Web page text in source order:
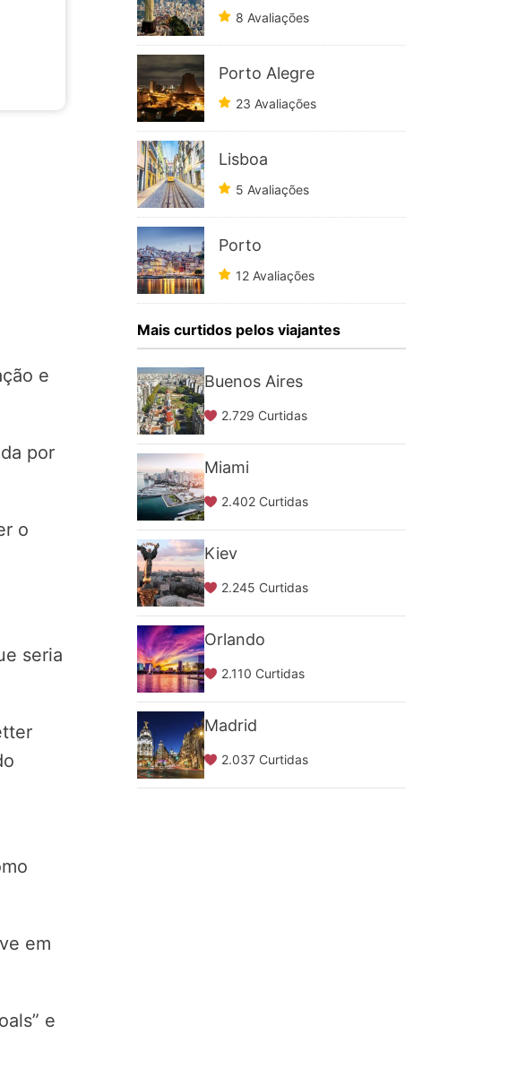
e
por
o
seria
em
e
8 Avaliações
Porto Alegre
23 Avaliações
Lisboa
5 Avaliações
Porto
12 Avaliações
Mais curtidos pelos viajantes
Buenos Aires
2.729 Curtidas
Miami
2.402 Curtidas
Kiev
2.245 Curtidas
Orlando
2.110 Curtidas
Madrid
2.037 Curtidas